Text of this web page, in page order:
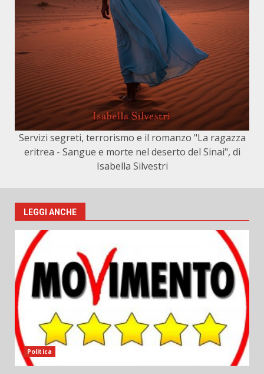
Servizi segreti, terrorismo e il romanzo "La ragazza
eritrea - Sangue e morte nel deserto del Sinai", di
Isabella Silvestri
LEGGI ANCHE
Politica